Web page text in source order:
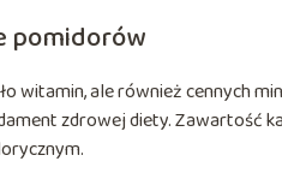
pomidorów
witamin, ale również cennych
zdrowej diety. Zawartość